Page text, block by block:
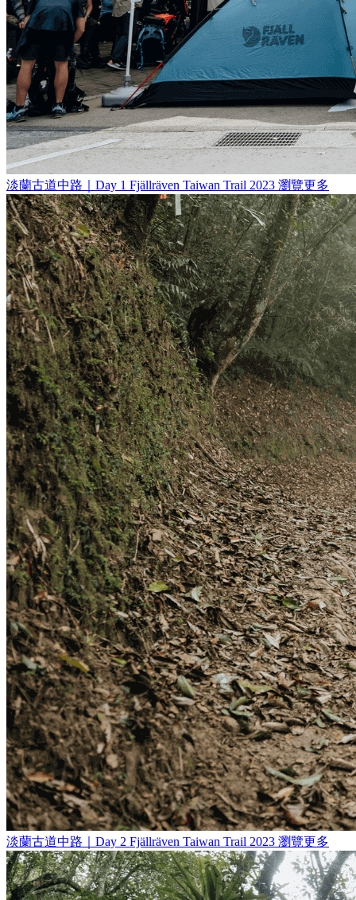
淡蘭古道中路｜Day 1 Fjällräven Taiwan Trail 2023 瀏覽更多
淡蘭古道中路｜Day 2 Fjällräven Taiwan Trail 2023 瀏覽更多